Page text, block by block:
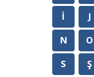
İ
J
N
O
S
Ş